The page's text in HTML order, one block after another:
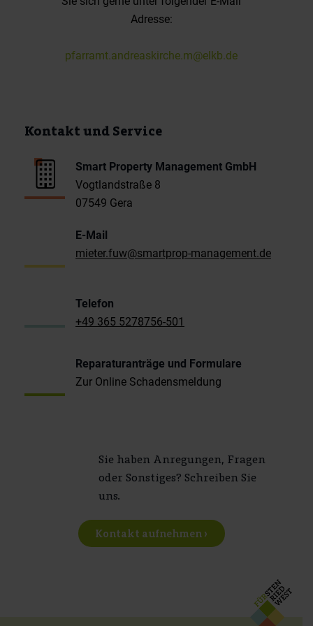
Adresse:
pfarramt.andreaskirche.m@elkb.de
Kontakt und Service
Smart Property Management GmbH
Vogtlandstraße 8
07549 Gera
E-Mail
mieter.fuw@smartprop-management.de
Telefon
+49 365 5278756-501
Reparaturanträge und Formulare
Zur Online Schadensmeldung
Sie haben Anregungen, Fragen
oder Sonstiges? Schreiben Sie
uns.
Kontakt aufnehmen ›